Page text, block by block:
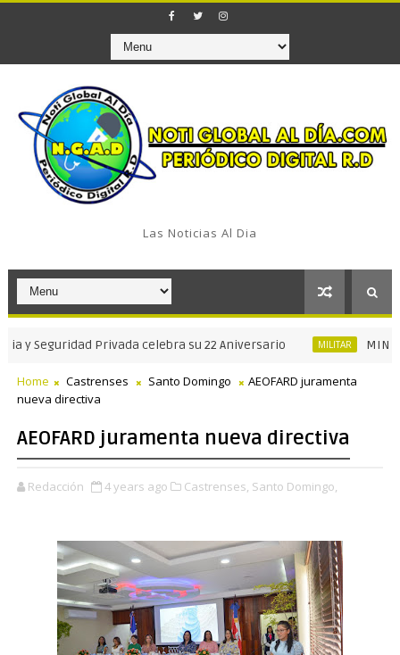
Las Noticias Al Dia
Privada celebra su 22 Aniversario MILITAR MINISTRO
Home Castrenses Santo Domingo
AEOFARD juramenta
nueva directiva
AEOFARD juramenta nueva directiva
Redacción 4 years ago Castrenses, Santo Domingo,